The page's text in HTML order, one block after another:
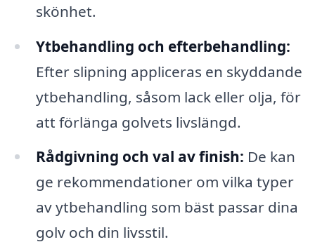
skönhet.
Ytbehandling och efterbehandling:
Efter slipning appliceras en skyddande
ytbehandling, såsom lack eller olja, för
att förlänga golvets livslängd.
Rådgivning och val av finish: De kan
ge rekommendationer om vilka typer
av ytbehandling som bäst passar dina
golv och din livsstil.